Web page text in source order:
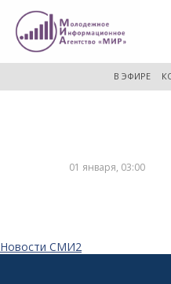
В ЭФИРЕ
01 января, 03:00
Новости СМИ2